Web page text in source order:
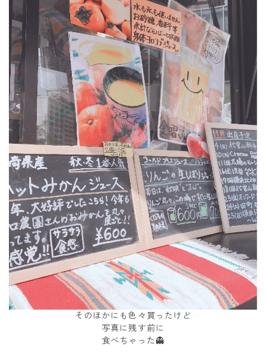
そのほかにも色々買ったけど
写真に残す前に
食べちゃった👻